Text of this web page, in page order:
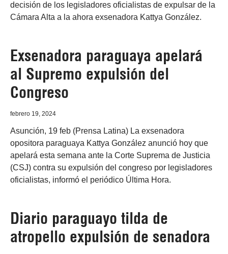
decisión de los legisladores oficialistas de expulsar de la
Cámara Alta a la ahora exsenadora Kattya González.
Exsenadora paraguaya apelará
al Supremo expulsión del
Congreso
febrero 19, 2024
Asunción, 19 feb (Prensa Latina) La exsenadora
opositora paraguaya Kattya González anunció hoy que
apelará esta semana ante la Corte Suprema de Justicia
(CSJ) contra su expulsión del congreso por legisladores
oficialistas, informó el periódico Última Hora.
Diario paraguayo tilda de
atropello expulsión de senadora